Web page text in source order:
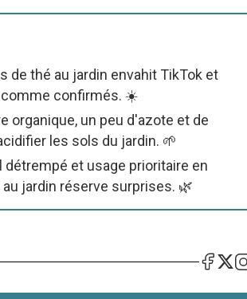
de thé au jardin envahit TikTok et
comme confirmés. ☀️
organique, un peu d'azote et de
les sols du jardin. 🌱
et usage prioritaire en
jardin réserve surprises. 🌿